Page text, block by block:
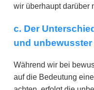
wir überhaupt darüber
c. Der
und
Während wir bei
auf die Bedeutung